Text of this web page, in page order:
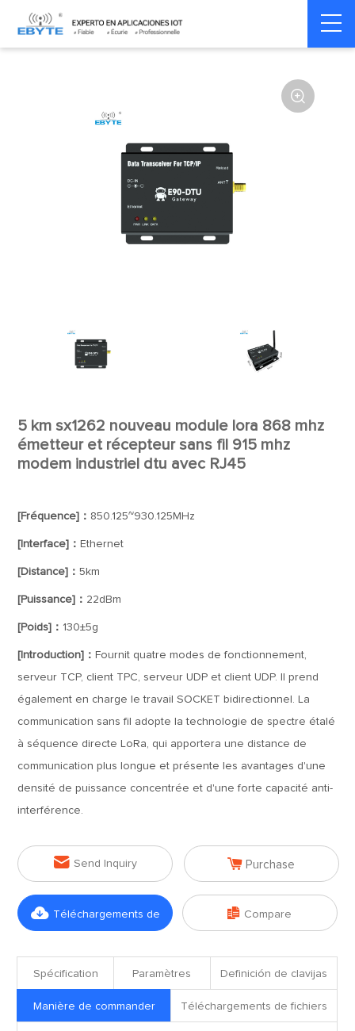
Home > Modem > Industrial Gateway Wireless Gateways

5 km sx1262 nouveau module lora 868 mhz
émetteur et récepteur sans fil 915 mhz
modem industriel dtu avec RJ45
[Fréquence]： 850.125~930.125MHz
[Interface]： Ethernet
[Distance]：5km
[Puissance]： 22dBm
[Poids]： 130±5g
[Introduction]： Fournit quatre modes de fonctionnement,
serveur TCP, client TPC, serveur UDP et client UDP. Il prend
également en charge le travail SOCKET bidirectionnel. La
communication sans fil adopte la technologie de spectre étalé
à séquence directe LoRa, qui apportera une distance de
communication plus longue et présente les avantages d'une
densité de puissance concentrée et d'une forte capacité anti-
interférence.
 Send Inquiry  Purchase
 Téléchargements de  Compare
Spécification Paramètres Definición de clavijas
Manière de commander Téléchargements de fichiers